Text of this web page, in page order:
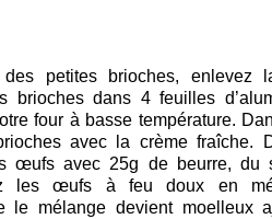
des petites brioches, enlevez
brioches dans 4 feuilles
four à basse température.
avec la crème fraîche.
œufs avec 25g de beurre, du
les œufs à feu doux en
le mélange devient moelleux